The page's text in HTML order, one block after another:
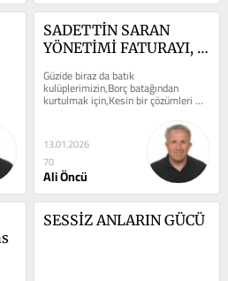
SADETTİN SARAN
YÖNETİMİ FATURAYI,
KESTİ
Güzide biraz da batık
kulüplerimizin,Borç batağından
kurtulmak için,Kesin bir çözümleri
var.O da BEDELLİ SERMAYE
13.01.2026
70
Ali Öncü
SESSİZ ANLARIN GÜCÜ